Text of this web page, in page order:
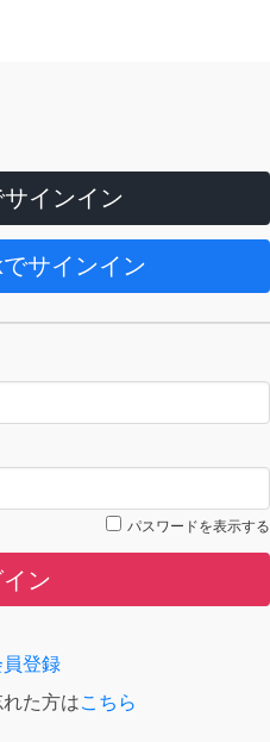
インイン
サインイン
パスワードを表示する
ン
登録
た方はこちら